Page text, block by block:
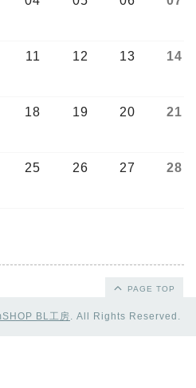
11 12 13 14
18 19 20 21
25 26 27 28
PAGE TOP
BL工房. All Rights Reserved.